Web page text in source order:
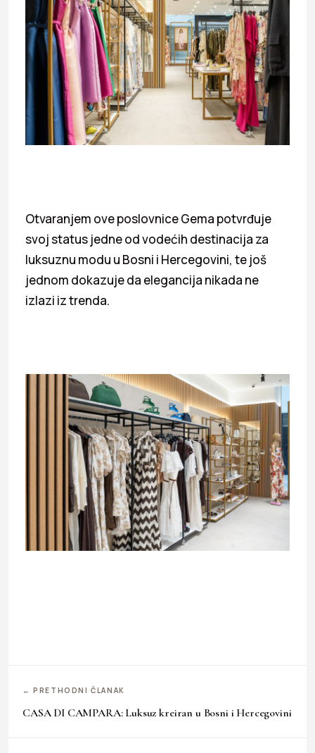
Otvaranjem ove poslovnice Gema potvrđuje
svoj status jedne od vodećih destinacija za
luksuznu modu u Bosni i Hercegovini, te još
jednom dokazuje da elegancija nikada ne
izlazi iz trenda.
← PRETHODNI ČLANAK
CASA DI CAMPARA: Luksuz kreiran u Bosni i Hercegovini